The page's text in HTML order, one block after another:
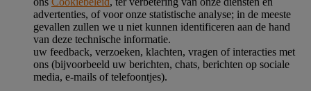
advertenties, of voor onze statistische analyse; in de meeste
gevallen zullen we u niet kunnen identificeren aan de hand
van deze technische informatie.
uw feedback, verzoeken, klachten, vragen of interacties met
ons (bijvoorbeeld uw berichten, chats, berichten op sociale
media, e-mails of telefoontjes).